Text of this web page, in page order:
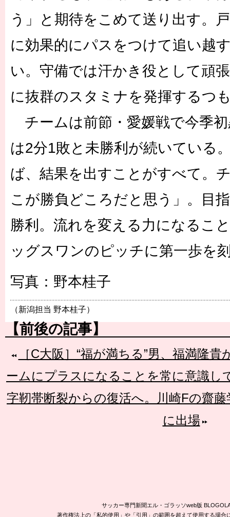
う」と期待をこめて送り出す。
に効果的にパスをつけて追い越
い。守備では汗かき役として頑
に抜群のスタミナを発揮するつ
チームは前節・愛媛戦で今季
は2分1敗と未勝利が続いている
ば、結果を出すことがすべて。
こが勝負どころだと思う」。目
勝利。流れを変える力になるこ
ッグスワンのピッチに第一歩を
写真：野本桂子
（新潟担当 野本桂子）
【前後の記事】
［C大阪］“福が満ちる”男、福満隆
ームにプラスになることを常に意識し
字靭帯断裂からの復活へ。川崎Fの齋
に出場
サッカー専門新聞エル・ゴラッソweb版
著作権法上の「私的使用」や「引用」の範囲を超えて使用する場